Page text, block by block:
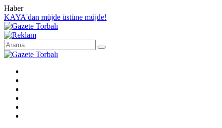
Haber
KAYA'dan müjde üstüne müjde!